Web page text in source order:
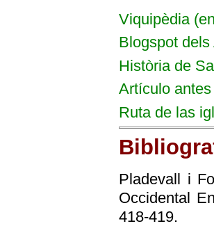
Viquipèdia
Blogspot
Història de
Artículo
Ruta de las
Pladevall i
Occidental
418-419.